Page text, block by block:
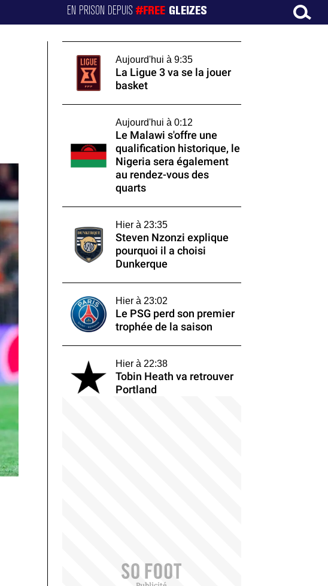
EN PRISON DEPUIS#FREE GLEIZES
Aujourd'hui à 9:35
La Ligue 3 va se la jouer
basket
Aujourd'hui à 0:12
Le Malawi s'offre une
qualification historique, le
Nigeria sera également
au rendez-vous des
quarts
Hier à 23:35
Steven Nzonzi explique
pourquoi il a choisi
Dunkerque
Hier à 23:02
Le PSG perd son premier
trophée de la saison
Hier à 22:38
Tobin Heath va retrouver
Portland